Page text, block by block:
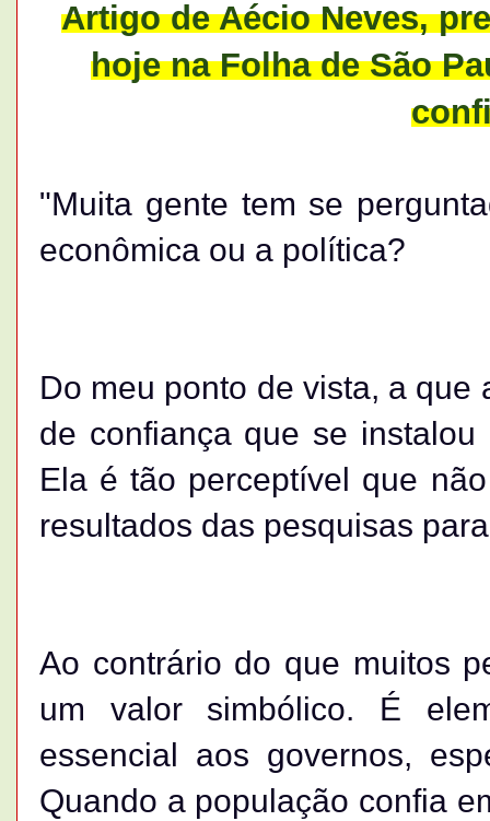
Artigo de Aécio Neves,
hoje na Folha de São
"Muita gente tem se
econômica ou a política?
Do meu ponto de vista, a que
de confiança que se
Ela é tão perceptível que
resultados das pesquisas
Ao contrário do que muitos
um valor simbólico. É
essencial aos governos,
Quando a população confia